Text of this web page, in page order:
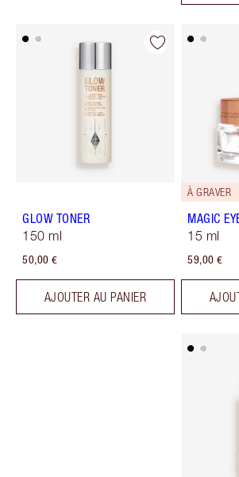
GLOW TONER
150 ml
50,00 €
AJOUTER AU PANIER
À GRAVER
MAGIC
15 ml
59,00 €